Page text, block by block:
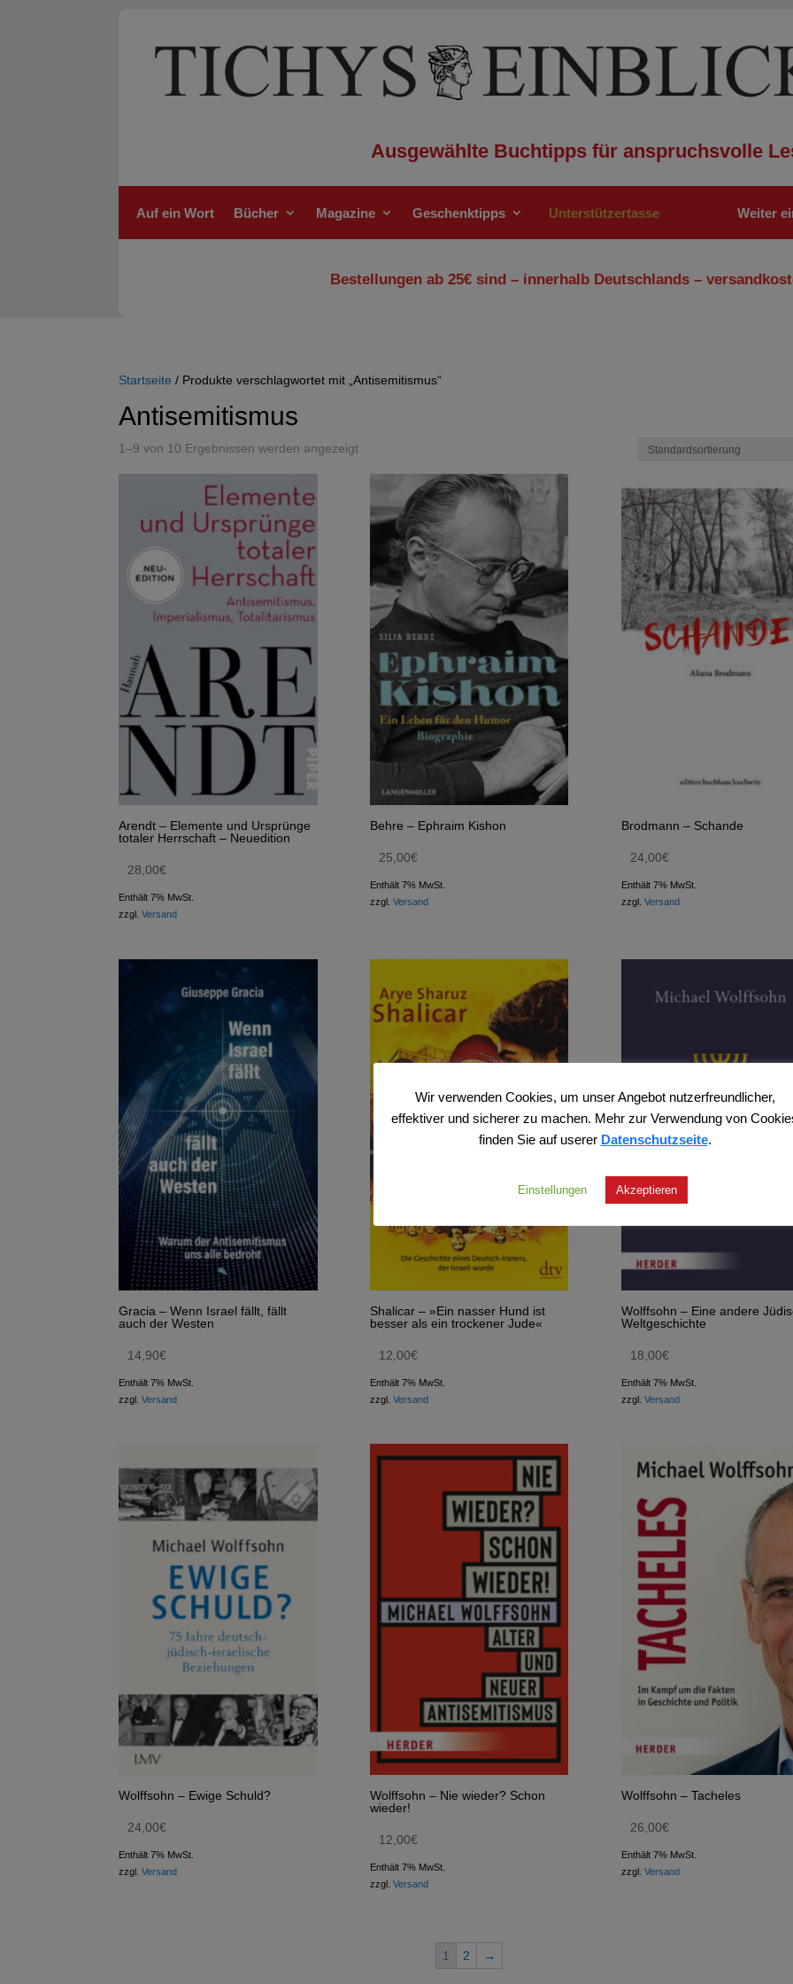
Ausgewählte Buchtipps für anspruchsvolle
Auf ein Wort Bücher Magazine Geschenktipps Unterstützertasse Weiter
Bestellungen ab 25€ sind – innerhalb Deutschlands –
Startseite / Produkte verschlagwortet mit „Antisemitismus“
Antisemitismus
1–9 von 10 Ergebnissen werden angezeigt
Arendt – Elemente und Ursprünge
totaler Herrschaft – Neuedition
28,00€
Enthält 7% MwSt.
zzgl.Versand
Behre – Ephraim Kishon
25,00€
Enthält 7% MwSt.
zzgl. Versand
Brodmann – Schande
24,00€
Enthält 7% MwSt.
zzgl. Versand
Gracia – Wenn Israel fällt, fällt
auch der Westen
14,90€
Enthält 7% MwSt.
zzgl.Versand
Shalicar – »Ein nasser Hund ist
besser als ein trockener Jude«
12,00€
Enthält 7% MwSt.
zzgl. Versand
Wolffsohn – Eine andere
Weltgeschichte
18,00€
Enthält 7% MwSt.
zzgl. Versand
Wolffsohn – Ewige Schuld?
24,00€
Enthält 7% MwSt.
zzgl.Versand
Wolffsohn – Nie wieder? Schon
wieder!
12,00€
Enthält 7% MwSt.
zzgl. Versand
Wolffsohn – Tacheles
26,00€
Enthält 7% MwSt.
zzgl. Versand
1 2 →
Wir verwenden Cookies, um unser Angebot nutzerfreundlicher,
effektiver und sicherer zu machen. Mehr zur Verwendung von
finden Sie auf userer Datenschutzseite.
Einstellungen Akzeptieren